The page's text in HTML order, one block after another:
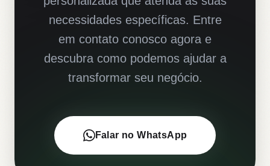
necessidades específicas. Entre
em contato conosco agora e
descubra como podemos ajudar a
transformar seu negócio.
Falar no WhatsApp